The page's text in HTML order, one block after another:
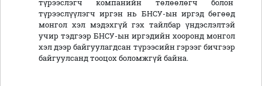
түрээслэгч компанийн төлөөлөгч болон
түрээслүүлэгч иргэн нь БНСУ-ын иргэд бөгөөд
монгол хэл мэдэхгүй гэх тайлбар үндэслэлтэй
учир тэдгээр БНСУ-ын иргэдийн хооронд монгол
хэл дээр байгуулагдсан түрээсийн гэрээг бичгээр
байгуулсанд тооцох боломжгүй байна.